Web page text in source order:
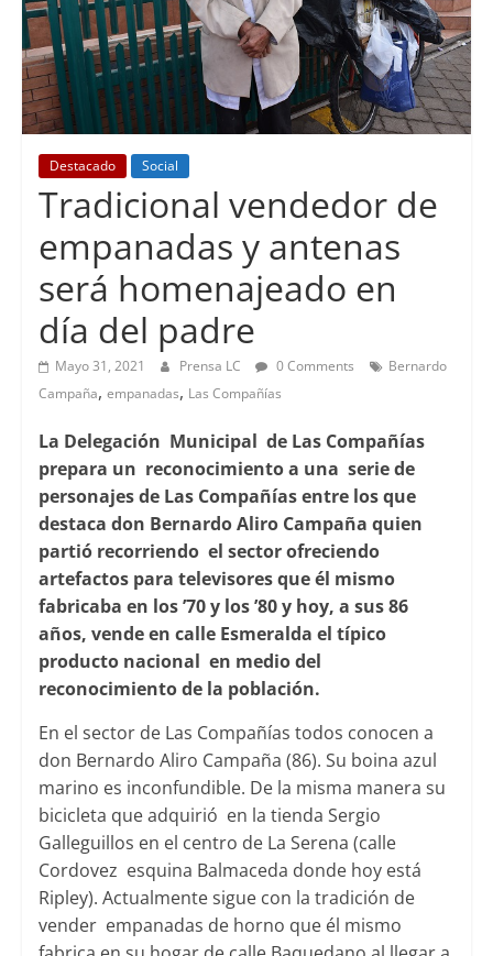
Destacado Social
Tradicional vendedor de
empanadas y antenas
será homenajeado en
día del padre
Mayo 31, 2021 Prensa LC 0 Comments
Bernardo
Campaña, empanadas, Las Compañías
La Delegación Municipal de Las Compañías
prepara un reconocimiento a una serie de
personajes de Las Compañías entre los que
destaca don Bernardo Aliro Campaña quien
partió recorriendo el sector ofreciendo
artefactos para televisores que él mismo
fabricaba en los ’70 y los ’80 y hoy, a sus 86
años, vende en calle Esmeralda el típico
producto nacional en medio del
reconocimiento de la población.
En el sector de Las Compañías todos conocen a
don Bernardo Aliro Campaña (86). Su boina azul
marino es inconfundible. De la misma manera su
bicicleta que adquirió en la tienda Sergio
Galleguillos en el centro de La Serena (calle
Cordovez esquina Balmaceda donde hoy está
Ripley). Actualmente sigue con la tradición de
vender empanadas de horno que él mismo